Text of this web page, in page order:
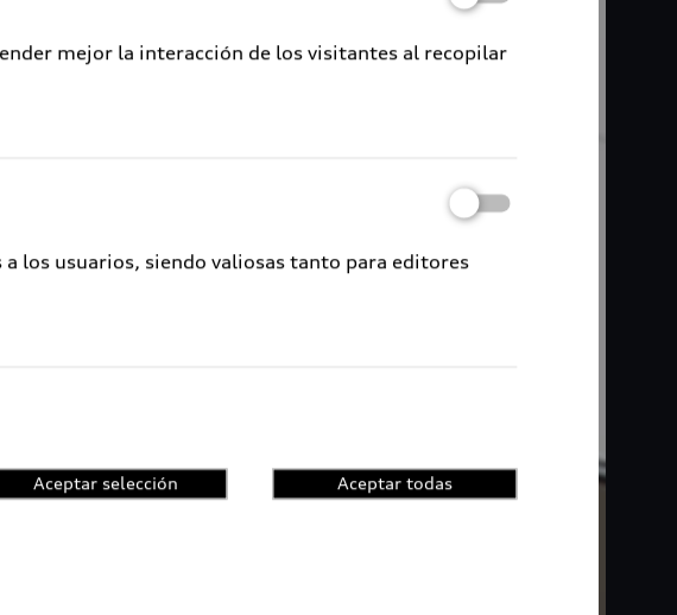
mejor la interacción de los visitantes al recopilar
los usuarios, siendo valiosas tanto para editores
Aceptar selección Aceptar todas